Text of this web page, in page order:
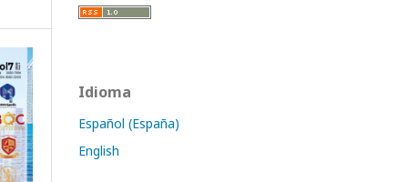
Idioma
Español (España)
English